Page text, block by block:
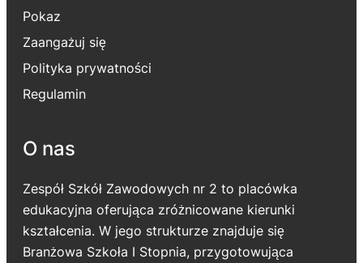
Pokaz
Zaangażuj się
Polityka prywatności
Regulamin
O nas
Zespół Szkół Zawodowych nr 2 to placówka
edukacyjna oferująca zróżnicowane kierunki
kształcenia. W jego strukturze znajduje się
Branżowa Szkoła I Stopnia, przygotowująca